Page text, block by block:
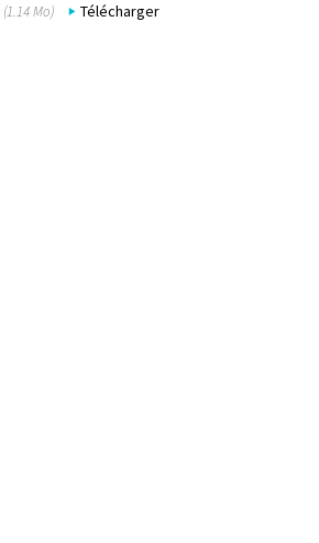
(1.14 Mo) Télécharger